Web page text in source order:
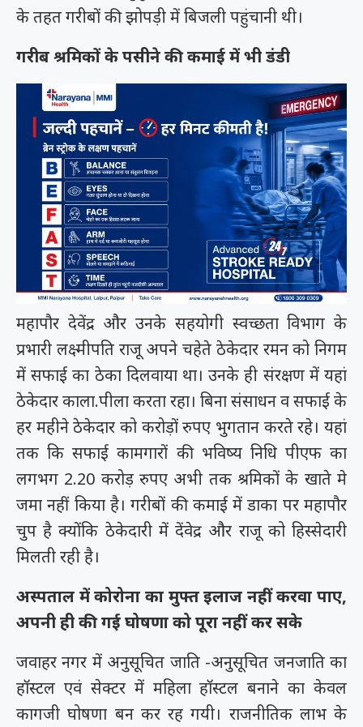
के तहत गरीबों की झोपड़ी में बिजली पहुंचानी थी।
गरीब श्रमिकों के पसीने की कमाई में भी डंडी
महापौर देवेंद्र और उनके सहयोगी स्वच्छता विभाग के
प्रभारी लक्ष्मीपति राजू अपने चहेते ठेकेदार रमन को निगम
में सफाई का ठेका दिलवाया था। उनके ही संरक्षण में यहां
ठेकेदार काला.पीला करता रहा। बिना संसाधन व सफाई के
हर महीने ठेकेदार को करोड़ों रुपए भुगतान करते रहे। यहां
तक कि सफाई कामगारों की भविष्य निधि पीएफ का
लगभग 2.20 करोड़ रुपए अभी तक श्रमिकों के खाते मे
जमा नहीं किया है। गरीबों की कमाई में डाका पर महापौर
चुप है क्योंकि ठेकेदारी में देंवेद्र और राजू को हिस्सेदारी
मिलती रही है।
अस्पताल में कोरोना का मुफ्त इलाज नहीं करवा पाए,
अपनी ही की गई घोषणा को पूरा नहीं कर सके
जवाहर नगर में अनुसूचित जाति -अनुसूचित जनजाति का
हाॅस्टल एवं सेक्टर में महिला हाॅस्टल बनाने का केवल
कागजी घोषणा बन कर रह गयी। राजनीतिक लाभ के